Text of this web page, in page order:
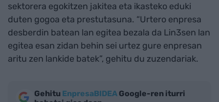
sektorera egokitzen jakitea eta ikasteko eduki
duten gogoa eta prestutasuna. “Urtero enpresa
desberdin batean lan egitea bezala da Lin3sen lan
egitea esan zidan behin sei urtez gure enpresan
aritu zen lankide batek”, gehitu du zuzendariak.
Gehitu EnpresaBIDEA Google-ren iturri